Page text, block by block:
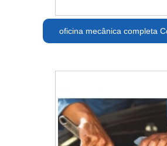
oficina mecânica completa